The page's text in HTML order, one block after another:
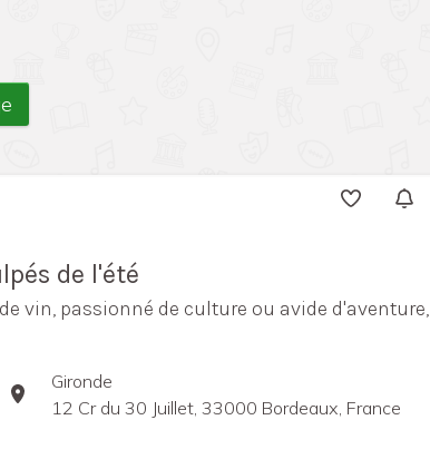
de l'été
vin, passionné de culture ou avide d'aventure,
Gironde
12 Cr du 30 Juillet, 33000 Bordeaux, France